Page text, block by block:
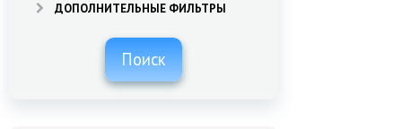
ДОПОЛНИТЕЛЬНЫЕ ФИЛЬТРЫ
Поиск